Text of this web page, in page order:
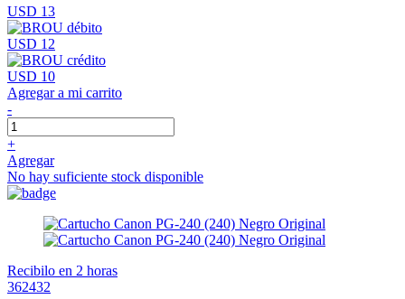
USD 13
USD 12
USD 10
Agregar a mi carrito
-
+
Agregar
No hay suficiente stock disponible
Recibilo en 2 horas
362432